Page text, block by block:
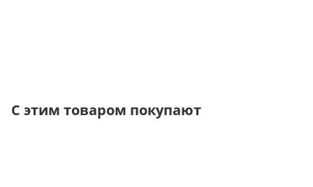
С этим товаром покупают